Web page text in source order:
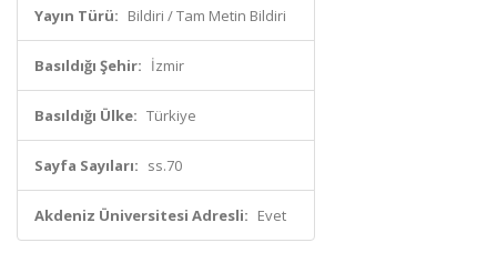
Yayın Türü: Bildiri / Tam Metin Bildiri
Basıldığı Şehir: İzmir
Basıldığı Ülke: Türkiye
Sayfa Sayıları: ss.70
Akdeniz Üniversitesi Adresli: Evet